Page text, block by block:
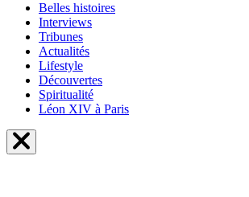
Belles histoires
Interviews
Tribunes
Actualités
Lifestyle
Découvertes
Spiritualité
Léon XIV à Paris